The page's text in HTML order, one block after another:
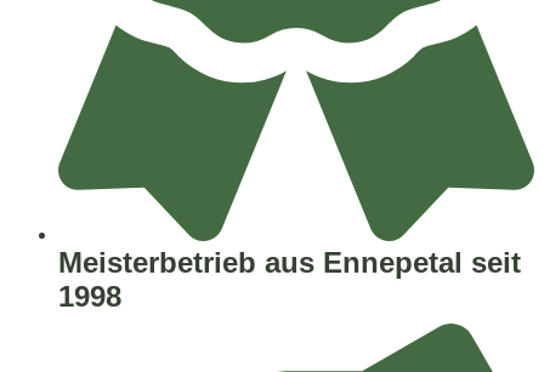
Meisterbetrieb aus Ennepetal seit
1998